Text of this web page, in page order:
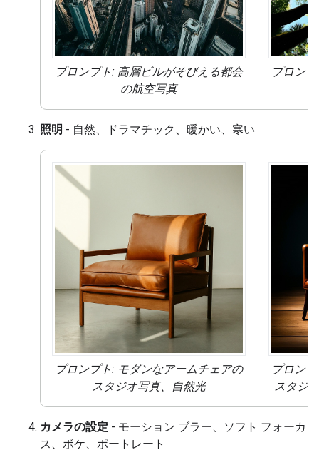
プロンプト: 高層ビルがそびえる都会
の航空写真
プロン
照明 - 自然、ドラマチック、暖かい、寒い
プロンプト: モダンなアームチェアの
スタジオ写真、
自然光
プロン
スタジ
カメラの設定 - モーション ブラー、ソフト フォーカ
ス、ボケ、ポートレート